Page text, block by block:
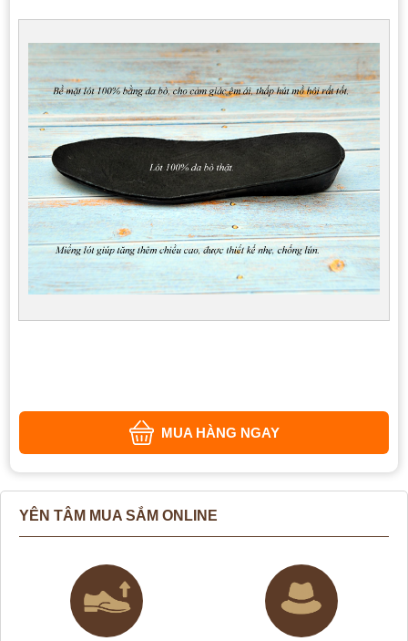
MUA HÀNG NGAY
YÊN TÂM MUA SẮM ONLINE